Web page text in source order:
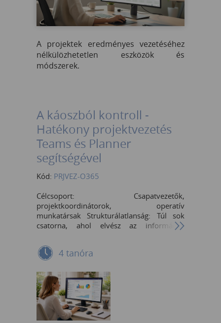
A projektek eredményes vezetéséhez
nélkülözhetetlen eszközök és
módszerek.
A káoszból kontroll -
Hatékony projektvezetés
Teams és Planner
segítségével
Kód: PRJVEZ-O365
Célcsoport: Csapatvezetők,
projektkoordinátorok, operatív
munkatársak Strukturálatlanság: Túl sok
csatorna, ahol elvész az információ.
határidő nélkül. Adat-szigetek: Feladatok
tárolása chatben vagy e-mailben a Planner
nagy, átláthatatlan feladattömbök kezelése.
Frissítés hiánya: Elavult adatok a táblán,
ami bizalomvesztéshez vezet a rendszerrel
szemben. I. Modul: A Teams mint a projekt
digitális otthona Struktúra: Csatornák
4 tanóra